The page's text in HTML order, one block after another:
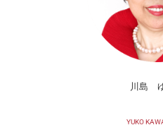
川島
YUKO